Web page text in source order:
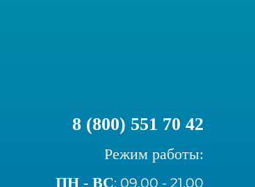
8 (800) 551 70 42
Режим работы:
ПН - ВС: 09.00 - 21.00